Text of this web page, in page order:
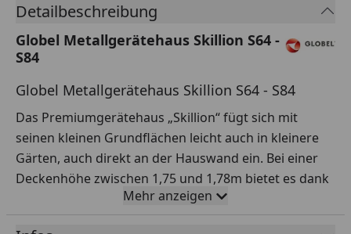
Detailbeschreibung
Globel Metallgerätehaus Skillion S64 -
S84
Globel Metallgerätehaus Skillion S64 - S84
Das Premiumgerätehaus „Skillion“ fügt sich mit
seinen kleinen Grundflächen leicht auch in kleinere
Gärten, auch direkt an der Hauswand ein. Bei einer
Deckenhöhe zwischen 1,75 und 1,78m bietet es dank
seines Pultdaches zudem eine gleichbleibende Höhe
im gesamten Innenraum. Breite Doppelschiebetüren
Mehr anzeigen